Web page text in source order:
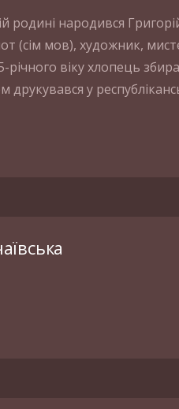
родині народився
(сім мов), художник,
віку хлопець
у